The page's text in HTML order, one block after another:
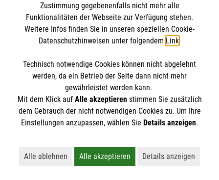
Erste Hilfe bei älteren Menschen
Mensch in Not gerät.
Zustimmung gegebenenfalls nicht mehr alle
Funktionalitäten der Webseite zur Verfügung stehen.
Weitere Infos finden Sie in unseren speziellen Cookie-
Datenschutzhinweisen unter folgendem Link.
Technisch notwendige Cookies können nicht abgelehnt
werden, da ein Betrieb der Seite dann nicht mehr
gewährleistet werden kann.
Mit dem Klick auf Alle akzeptierenstimmen Sie zusätzlich
dem Gebrauch der nicht notwendigen Cookies zu. Um Ihre
Einstellungen anzupassen, wählen Sie Details anzeigen.
Alle ablehnen
Lehnt alle nicht-essentiellen Cookies ab
Alle akzeptieren
Akzeptiert alle Cookies
Details anzeigen